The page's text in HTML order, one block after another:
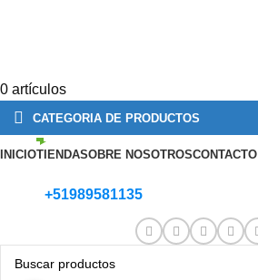
0 artículos
CATEGORIA DE PRODUCTOS
INICIOTIENDASOBRE NOSOTROSCONTACTO
+51989581135